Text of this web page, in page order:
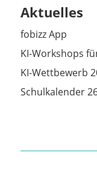
Aktuelles
fobizz App
KI-Workshops
KI-Wettbewerb
Schulkalender